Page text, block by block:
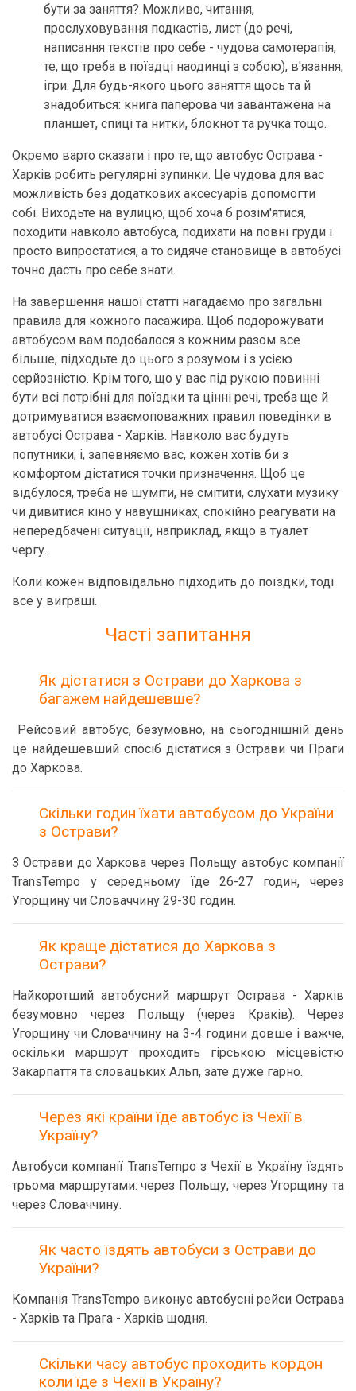
бути за заняття? Можливо, читання,
прослуховування подкастів, лист (до речі,
написання текстів про себе - чудова самотерапія,
те, що треба в поїздці наодинці з собою), в'язання,
ігри. Для будь-якого цього заняття щось та й
знадобиться: книга паперова чи завантажена на
планшет, спиці та нитки, блокнот та ручка тощо.
Окремо варто сказати і про те, що автобус Острава -
Харків робить регулярні зупинки. Це чудова для вас
можливість без додаткових аксесуарів допомогти
собі. Виходьте на вулицю, щоб хоча б розім'ятися,
походити навколо автобуса, подихати на повні груди і
просто випростатися, а то сидяче становище в автобусі
точно дасть про себе знати.
На завершення нашої статті нагадаємо про загальні
правила для кожного пасажира. Щоб подорожувати
автобусом вам подобалося з кожним разом все
більше, підходьте до цього з розумом і з усією
серйозністю. Крім того, що у вас під рукою повинні
бути всі потрібні для поїздки та цінні речі, треба ще й
дотримуватися взаємоповажних правил поведінки в
автобусі Острава - Харків. Навколо вас будуть
попутники, і, запевняємо вас, кожен хотів би з
комфортом дістатися точки призначення. Щоб це
відбулося, треба не шуміти, не смітити, слухати музику
чи дивитися кіно у навушниках, спокійно реагувати на
непередбачені ситуації, наприклад, якщо в туалет
чергу.
Коли кожен відповідально підходить до поїздки, тоді
все у виграші.
Часті запитання
Як дістатися з Острави до Харкова з
багажем найдешевше?
Рейсовий автобус, безумовно, на сьогоднішній день
це найдешевший спосіб дістатися з Острави чи Праги
до Харкова.
Скільки годин їхати автобусом до України
з Острави?
З Острави до Харкова через Польщу автобус компанії
TransTempo у середньому їде 26-27 годин, через
Угорщину чи Словаччину 29-30 годин.
Як краще дістатися до Харкова з
Острави?
Найкоротший автобусний маршрут Острава - Харків
безумовно через Польщу (через Краків). Через
Угорщину чи Словаччину на 3-4 години довше і важче,
оскільки маршрут проходить гірською місцевістю
Закарпаття та словацьких Альп, зате дуже гарно.
Через які країни їде автобус із Чехії в
Україну?
Автобуси компанії TransTempo з Чехії в Україну їздять
трьома маршрутами: через Польщу, через Угорщину та
через Словаччину.
Як часто їздять автобуси з Острави до
України?
Компанія TransTempo виконує автобусні рейси Острава
- Харків та Прага - Харків щодня.
Скільки часу автобус проходить кордон
коли їде з Чехії в Україну?